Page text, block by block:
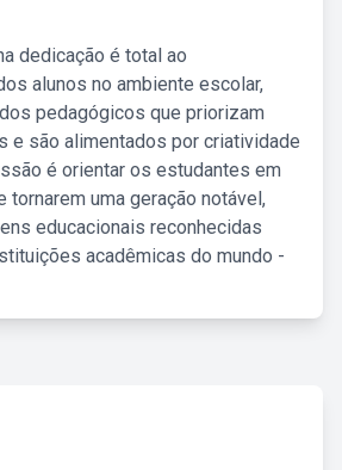
dedicação é total ao
alunos no ambiente escolar,
pedagógicos que priorizam
e são alimentados por criatividade
é orientar os estudantes em
tornarem uma geração notável,
educacionais reconhecidas
acadêmicas do mundo -